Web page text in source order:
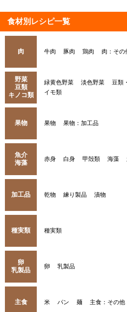
食材別レシピ一覧
肉 牛肉 豚肉 鶏肉 肉：その
野菜
豆類
キノコ類
緑黄色野菜 淡色野菜 豆類
イモ類
果物 果物 果物：加工品
魚介
海藻
赤身 白身 甲殻類 海藻
加工品 乾物 練り製品 漬物
種実類 種実類
卵
乳製品
卵 乳製品
主食 米 パン 麺 主食：その他